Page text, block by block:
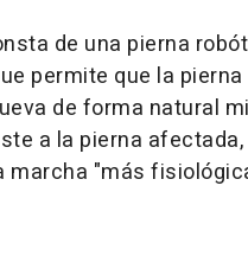
de una pierna
permite que la
de forma natural
a la pierna afectada,
marcha "más